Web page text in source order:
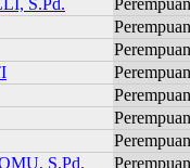
S.Pd.
Perempuan
Perempuan
Perempuan
Perempuan
Perempuan
Perempuan
Perempuan
S.Pd.
Perempuan